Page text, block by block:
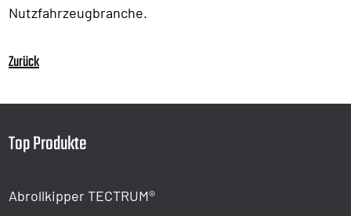
Nutzfahrzeugbranche.
Zurück
Top Produkte
Abrollkipper TECTRUM®